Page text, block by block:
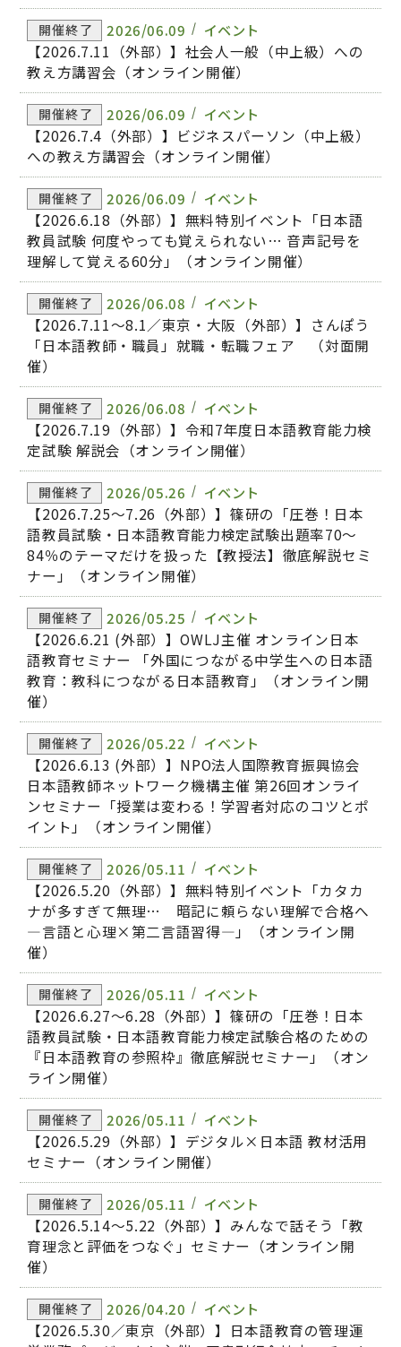
開催終了 2026/06.09 イベント
【2026.7.11（外部）】社会人一般（中上級）への
教え方講習会（オンライン開催）
開催終了 2026/06.09 イベント
【2026.7.4（外部）】ビジネスパーソン（中上級）
への教え方講習会（オンライン開催）
開催終了 2026/06.09 イベント
【2026.6.18（外部）】無料特別イベント「日本語
教員試験 何度やっても覚えられない… 音声記号を
理解して覚える60分」（オンライン開催）
開催終了 2026/06.08 イベント
【2026.7.11～8.1／東京・大阪（外部）】さんぽう
「日本語教師・職員」就職・転職フェア （対面開
催）
開催終了 2026/06.08 イベント
【2026.7.19（外部）】令和7年度日本語教育能力検
定試験 解説会（オンライン開催）
開催終了 2026/05.26 イベント
【2026.7.25～7.26（外部）】篠研の「圧巻！日本
語教員試験・日本語教育能力検定試験出題率70～
84％のテーマだけを扱った【教授法】徹底解説セミ
ナー」（オンライン開催）
開催終了 2026/05.25 イベント
【2026.6.21 (外部）】OWLJ主催 オンライン日本
語教育セミナー 「外国につながる中学生への日本語
教育：教科につながる日本語教育」（オンライン開
催）
開催終了 2026/05.22 イベント
【2026.6.13 (外部）】NPO法人国際教育振興協会
日本語教師ネットワーク機構主催 第26回オンライ
ンセミナー「授業は変わる！学習者対応のコツとポ
イント」（オンライン開催）
開催終了 2026/05.11 イベント
【2026.5.20（外部）】無料特別イベント「カタカ
ナが多すぎて無理… 暗記に頼らない理解で合格へ
―言語と心理×第二言語習得―」（オンライン開
催）
開催終了 2026/05.11 イベント
【2026.6.27～6.28（外部）】篠研の「圧巻！日本
語教員試験・日本語教育能力検定試験合格のための
『日本語教育の参照枠』徹底解説セミナー」（オン
ライン開催）
開催終了 2026/05.11 イベント
【2026.5.29（外部）】デジタル×日本語 教材活用
セミナー（オンライン開催）
開催終了 2026/05.11 イベント
【2026.5.14～5.22（外部）】みんなで話そう「教
育理念と評価をつなぐ」セミナー（オンライン開
催）
開催終了 2026/04.20 イベント
【2026.5.30／東京（外部）】日本語教育の管理運